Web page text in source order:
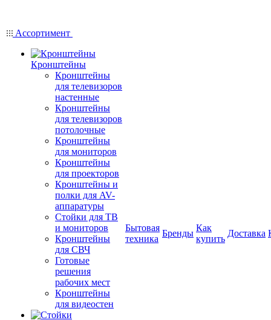
Ассортимент
Кронштейны
Кронштейны
для телевизоров
настенные
Кронштейны
для телевизоров
потолочные
Кронштейны
для мониторов
Кронштейны
для проекторов
Кронштейны и
полки для AV-
аппаратуры
Стойки для ТВ
и мониторов
Кронштейны
для СВЧ
Готовые
решения
рабочих мест
Кронштейны
для видеостен
Бытовая
техника
Бренды
Как
купить
Доставка